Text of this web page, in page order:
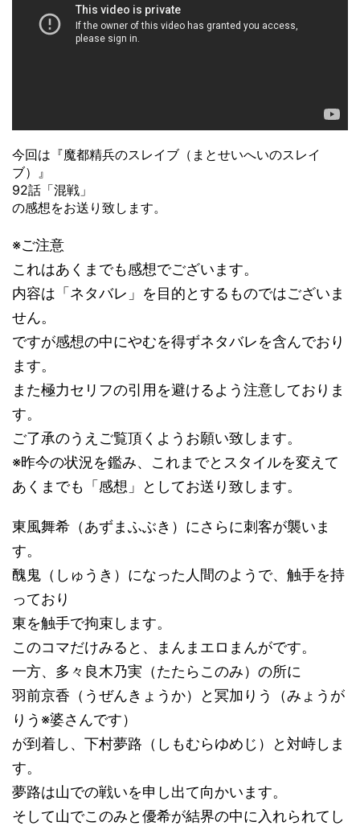
今回は『魔都精兵のスレイブ（まとせいへいのスレイ
ブ）』
92話「混戦」
の感想をお送り致します。
※ご注意
これはあくまでも感想でございます。
内容は「ネタバレ」を目的とするものではございま
せん。
ですが感想の中にやむを得ずネタバレを含んでおり
ます。
また極力セリフの引用を避けるよう注意しておりま
す。
ご了承のうえご覧頂くようお願い致します。
※昨今の状況を鑑み、これまでとスタイルを変えて
あくまでも「感想」としてお送り致します。
東風舞希（あずまふぶき）にさらに刺客が襲いま
す。
醜鬼（しゅうき）になった人間のようで、触手を持
っており
東を触手で拘束します。
このコマだけみると、まんまエロまんがです。
一方、多々良木乃実（たたらこのみ）の所に
羽前京香（うぜんきょうか）と冥加りう（みょうが
りう※婆さんです）
が到着し、下村夢路（しもむらゆめじ）と対峙しま
す。
夢路は山での戦いを申し出て向かいます。
そして山でこのみと優希が結界の中に入れられてし